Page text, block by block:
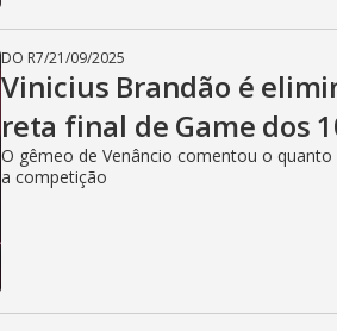
DO R7/21/09/2025
Vinicius Brandão é
reta final de Game dos
O gêmeo de Venâncio comentou o
a competição